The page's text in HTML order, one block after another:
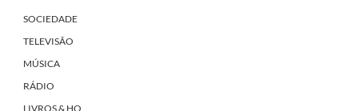
SOCIEDADE
TELEVISÃO
MÚSICA
RÁDIO
LIVROS & HQ